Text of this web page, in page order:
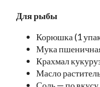
Для рыбы
Корюшка (1
Мука
Крахмал
Масло
Соль — по вкусу